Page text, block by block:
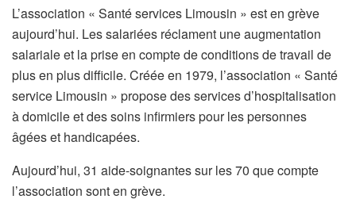
L’association « Santé services Limousin » est en grève
aujourd’hui. Les salariées réclament une augmentation
salariale et la prise en compte de conditions de travail de
plus en plus difficile. Créée en 1979, l’association « Santé
service Limousin » propose des services d’hospitalisation
à domicile et des soins infirmiers pour les personnes
âgées et handicapées.
Aujourd’hui, 31 aide-soignantes sur les 70 que compte
l’association sont en grève.